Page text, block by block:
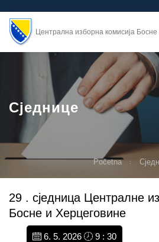
Централна изборна комисија
Сједнице
Početna
29 . сједница Централне
Босне и Херцеговине
6. 5. 2026 9 : 30